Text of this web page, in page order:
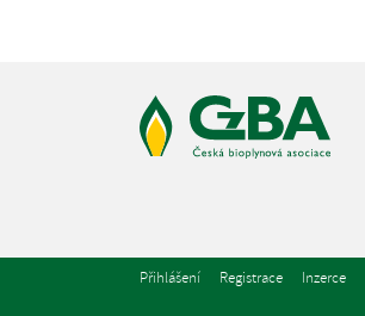
Přihlášení Registrace Inzerce